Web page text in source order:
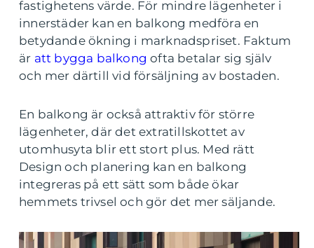
fastighetens värde. För mindre lägenheter i
innerstäder kan en balkong medföra en
betydande ökning i marknadspriset. Faktum
är att bygga balkong ofta betalar sig själv
och mer därtill vid försäljning av bostaden.
En balkong är också attraktiv för större
lägenheter, där det extratillskottet av
utomhusyta blir ett stort plus. Med rätt
Design och planering kan en balkong
integreras på ett sätt som både ökar
hemmets trivsel och gör det mer säljande.